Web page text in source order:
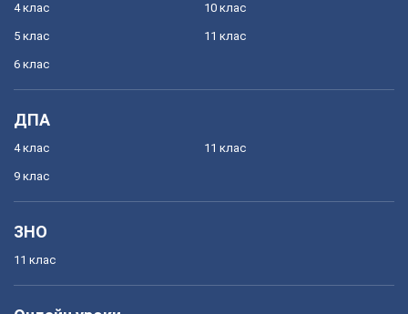
4 клас
5 клас
6 клас
10 клас
11 клас
ДПА
4 клас
9 клас
11 клас
ЗНО
11 клас